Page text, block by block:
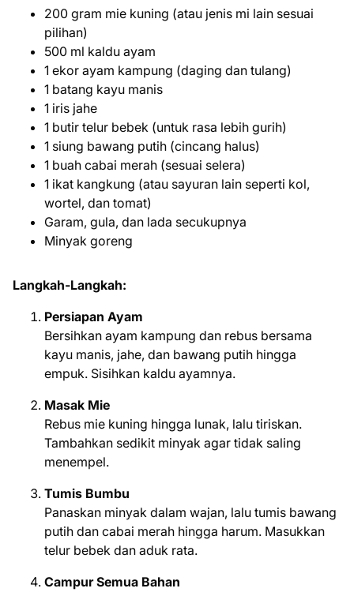
200 gram mie kuning (atau jenis mi lain sesuai
pilihan)
500 ml kaldu ayam
1 ekor ayam kampung (daging dan tulang)
1 batang kayu manis
1 iris jahe
1 butir telur bebek (untuk rasa lebih gurih)
1 siung bawang putih (cincang halus)
1 buah cabai merah (sesuai selera)
1 ikat kangkung (atau sayuran lain seperti kol,
wortel, dan tomat)
Garam, gula, dan lada secukupnya
Minyak goreng
Langkah-Langkah:
Persiapan Ayam
Bersihkan ayam kampung dan rebus bersama
kayu manis, jahe, dan bawang putih hingga
empuk. Sisihkan kaldu ayamnya.
Masak Mie
Rebus mie kuning hingga lunak, lalu tiriskan.
Tambahkan sedikit minyak agar tidak saling
menempel.
Tumis Bumbu
Panaskan minyak dalam wajan, lalu tumis bawang
putih dan cabai merah hingga harum. Masukkan
telur bebek dan aduk rata.
Campur Semua Bahan